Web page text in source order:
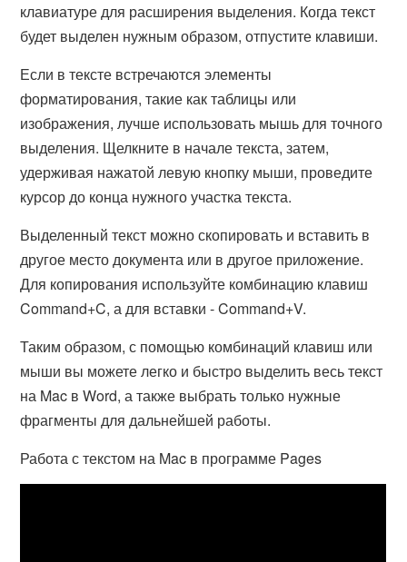
клавиатуре для расширения выделения. Когда текст
будет выделен нужным образом, отпустите клавиши.
Если в тексте встречаются элементы
форматирования, такие как таблицы или
изображения, лучше использовать мышь для точного
выделения. Щелкните в начале текста, затем,
удерживая нажатой левую кнопку мыши, проведите
курсор до конца нужного участка текста.
Выделенный текст можно скопировать и вставить в
другое место документа или в другое приложение.
Для копирования используйте комбинацию клавиш
Command+C, а для вставки - Command+V.
Таким образом, с помощью комбинаций клавиш или
мыши вы можете легко и быстро выделить весь текст
на Mac в Word, а также выбрать только нужные
фрагменты для дальнейшей работы.
Работа с текстом на Mac в программе Pages